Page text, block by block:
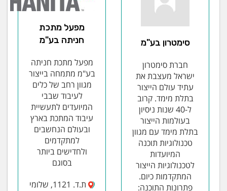
סימטרון בע"מ
חברת סימטרון
ישראל מעצבת את
עתיד עולם הייצור
בתלת מימד. קרוב
ל-40 שנות ניסיון
בעולמות הייצור
בתלת מימד עם מגוון
טכנולוגיות תוכנה
המיועדות
לטכנולוגיות הייצור
המתקדמות כיום.
פתרונות התוכנה:
מפעל מתכת
חניתה בע"מ
מפעל מתכת חניתה
בע"מ מתמחה בייצור
מגוון רחב של כלים
לעיבוד שבבי
המיועדים לתעשיית
עיבוד המתכת בארץ
ובעולם הנחשבים
למתקדמים
ולחדישים ביותר
בסוגם
ת.ד. 1121, שלומי